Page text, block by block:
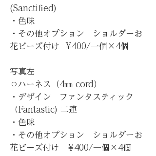
(Sanctified)
・色味
・その他オプション ショルダーお
花ビーズ付け ¥400/一個×4個
写真左
⚪︎ハーネス（4㎜ cord）
・デザイン ファンタスティック
（Fantastic) 二連
・色味
・その他オプション ショルダーお
花ビーズ付け ¥400/一個×4個